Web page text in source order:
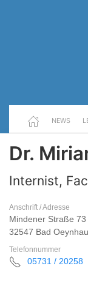
NEWS
Dr.
Internist,
Anschrift / Adresse
Mindener Straße 73
32547 Bad
Telefonnummer
05731 / 20258